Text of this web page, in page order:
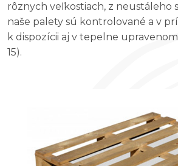
rôznych veľkostiach, z neustáleho
naše palety sú kontrolované a v
k dispozícii aj v tepelne
15).